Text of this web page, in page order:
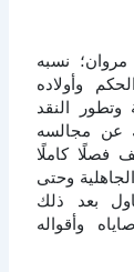
نسبه
وأولاده
وتطور النقد
عن مجالسه
فصلًا كاملًا
وحتى
بعد ذلك
وأقواله